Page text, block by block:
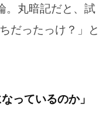
。丸暗記だと、試
だったっけ？」と
っているのか」